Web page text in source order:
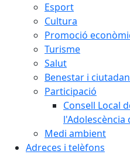
Esport
Cultura
Promoció
Turisme
Salut
Benestar i
Participació
Consell Local
l'Adolescència
Medi ambient
Adreces i telèfons